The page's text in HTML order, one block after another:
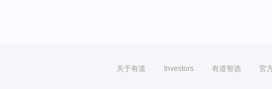
关于有道 Investors 有道智选 官